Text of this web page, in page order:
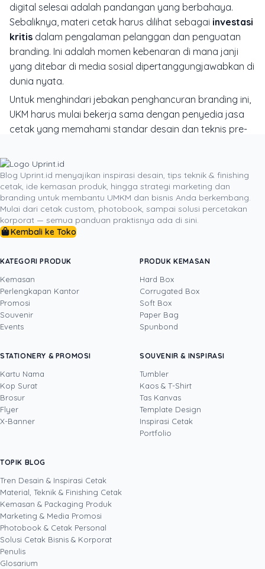
digital selesai adalah pandangan yang berbahaya.
Sebaliknya, materi cetak harus dilihat sebagai investasi
kritis dalam pengalaman pelanggan dan penguatan
branding. Ini adalah momen kebenaran di mana janji
yang ditebar di media sosial dipertanggungjawabkan di
dunia nyata.
Untuk menghindari jebakan penghancuran branding ini,
UKM harus mulai bekerja sama dengan penyedia jasa
cetak yang memahami standar desain dan teknis pre-
konversi warna CMYK, dan pilihlah material cetak yang
secara jujur merefleksikan nilai dan citra premium yang
Anda inginkan. Ingatlah:brandingyang sukses adalah
brandingyang mulus, di mana setiap touchpoint—digital
maupun fisik—bercerita kisah yang sama. Jangan
biarkan selembar kertas yang salah menghancurkan
susah payah di media sosial.
DITULIS OLEH
Uprint.id dengan pengalaman lebih dari 20
tahun di bidang creative direction, brand
strategy, dan growth hacking. Ia mengarahkan
bahasa visual Uprint dan membantu brand
merancang kemasan (packaging), stiker,
brosur, serta materi cetak lain yang bukan
sekadar enak dilihat, tetapi terbukti mendorong
menjadikan desain dan cetakan sebagai aset
brand, bukan sekadar biaya.
Lihat semua penulis
Popular
Blog Uprint.id menyajikan inspirasi desain, tips teknik & finishing
cetak, ide kemasan produk, hingga strategi marketing dan
branding untuk membantu UMKM dan bisnis Anda berkembang.
Mulai dari cetak custom, photobook, sampai solusi percetakan
korporat — semua panduan praktisnya ada di sini.
Kembali ke Toko
KATEGORI PRODUK
Kemasan
Perlengkapan Kantor
Promosi
Souvenir
Events
PRODUK KEMASAN
Hard Box
Corrugated Box
Soft Box
Paper Bag
Spunbond
STATIONERY & PROMOSI
Kartu Nama
Kop Surat
Brosur
Flyer
X-Banner
SOUVENIR & INSPIRASI
Tumbler
Kaos & T-Shirt
Tas Kanvas
Template Design
Inspirasi Cetak
Portfolio
TOPIK BLOG
Tren Desain & Inspirasi Cetak
Material, Teknik & Finishing Cetak
Kemasan & Packaging Produk
Marketing & Media Promosi
Photobook & Cetak Personal
Solusi Cetak Bisnis & Korporat
Penulis
Glosarium